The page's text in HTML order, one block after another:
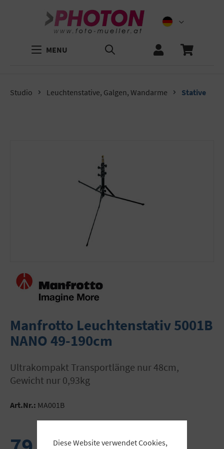
MENU
Studio Leuchtenstative, Galgen, Wandarme Stative
Manfrotto Leuchtenstativ 5001B
NANO 49-190cm
ultrakompakt Transportlänge nur 48cm,
Gewicht nur 0,93kg
Art.Nr.: MA001B
Diese Website verwendet Cookies,